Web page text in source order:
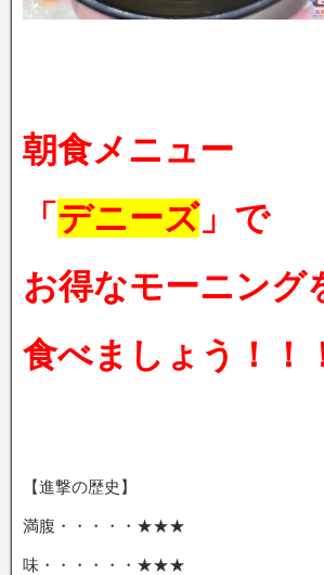
朝食メニュー
「 デニーズ」で
お得なモーニング
食べましょう！！
【進撃の歴史】
満腹・・・・・★★★
味・・・・・・★★★